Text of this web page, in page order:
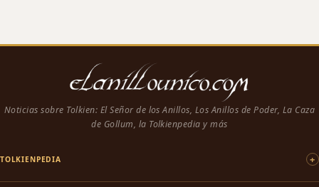
Noticias sobre Tolkien: El Señor de los Anillos, Los Anillos de Poder, La Caza
de Gollum, la Tolkienpedia y más
TOLKIENPEDIA